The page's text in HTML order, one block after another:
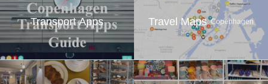
Transport Apps Travel Maps. Copenhagen